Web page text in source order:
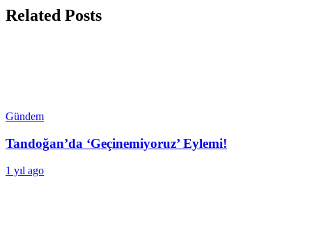
Related Posts
Gündem
Tandoğan’da ‘Geçinemiyoruz’ Eylemi!
1 yıl ago